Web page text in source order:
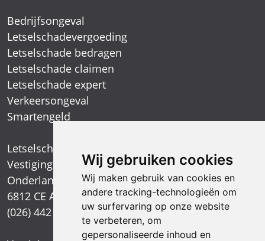
Wij gebruiken cookies
Wij maken gebruik van cookies en
andere tracking-technologieën om
uw surfervaring op onze website
te verbeteren, om
gepersonaliseerde inhoud en
Bedrijfsongeval
Letselschadevergoeding
Letselschade bedragen
Letselschade claimen
Letselschade expert
Verkeersongeval
Smartengeld
Letselschadespecialist
Vestiging Arnhem
Onderlangs 1
6812 CE Arnhem
(026) 442 39 13